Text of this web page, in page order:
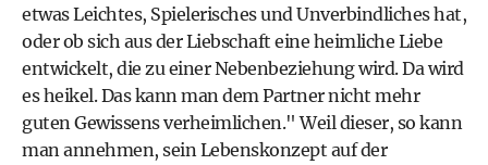
etwas Leichtes, Spielerisches und Unverbindliches hat,
oder ob sich aus der Liebschaft eine heimliche Liebe
entwickelt, die zu einer Nebenbeziehung wird. Da wird
es heikel. Das kann man dem Partner nicht mehr
guten Gewissens verheimlichen." Weil dieser, so kann
man annehmen, sein Lebenskonzept auf der